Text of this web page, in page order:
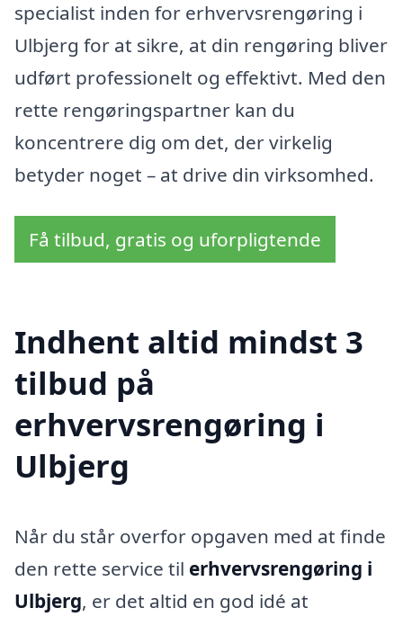
specialist inden for erhvervsrengøring i
Ulbjerg for at sikre, at din rengøring bliver
udført professionelt og effektivt. Med den
rette rengøringspartner kan du
koncentrere dig om det, der virkelig
betyder noget – at drive din virksomhed.
Få tilbud, gratis og uforpligtende
Indhent altid mindst 3
tilbud på
erhvervsrengøring i
Ulbjerg
Når du står overfor opgaven med at finde
den rette service til erhvervsrengøring i
Ulbjerg, er det altid en god idé at